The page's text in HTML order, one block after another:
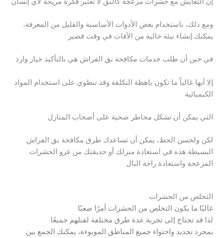
ومع ذلك، باستخدام بعض الأدوات الأساسية والقليل من المعرفة،
يمكنك إنشاء بيئة خالية من الآفات في وقت قصير
في حين أن طلب خدمات مكافحة بق الفراش هي بالتأكيد خيار وارد
إلا أنها غالباً ما تكون باهظة التكلفة وقد تنطوي على استخدام المواد
الكيميائية
التي يمكن أن تشكل مخاطر صحية على أصحاب المنازل
لكن ولحسن الحظ، يمكن أن تساعدك طرق مكافحة بق الفراش
البسيطة هذه في استعادة منزلك أو حديقتك من غزو الحشرات
المزعجة واستعادة راحة البال
التخلص من الحشرات
غالبًا ما يكون التخلص من الحشرات أمرًا صعبًا
لذا قد تحتاج إلى تجربة عدة طرق مختلفة لقتلهم جميعًا
بمجرد تحديد واحتواء جميع المناطق الموبوءة، يمكنك الجمع بين